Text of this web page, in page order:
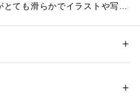
ても滑らかでイラストや写真
色味が違って見える場合があ
トフォンなどの環境により、